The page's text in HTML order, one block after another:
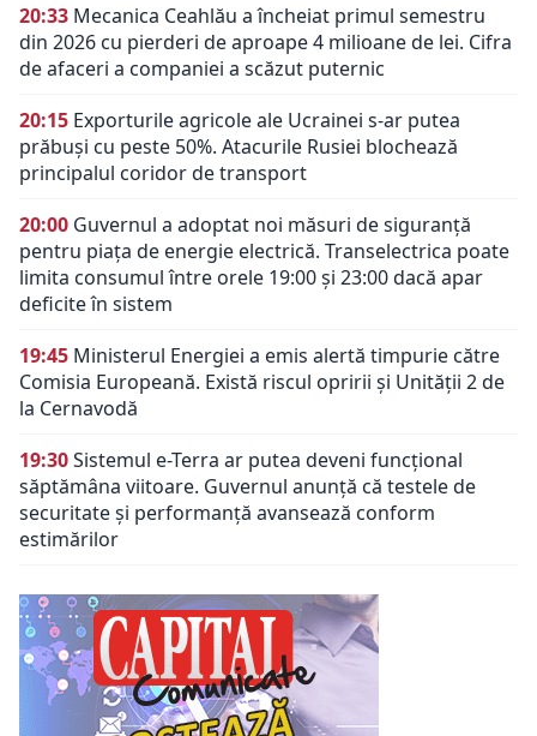
20:33 Mecanica Ceahlău a încheiat primul semestru
din 2026 cu pierderi de aproape 4 milioane de lei. Cifra
de afaceri a companiei a scăzut puternic
20:15 Exporturile agricole ale Ucrainei s-ar putea
prăbuși cu peste 50%. Atacurile Rusiei blochează
principalul coridor de transport
20:00 Guvernul a adoptat noi măsuri de siguranță
pentru piața de energie electrică. Transelectrica poate
limita consumul între orele 19:00 și 23:00 dacă apar
deficite în sistem
19:45 Ministerul Energiei a emis alertă timpurie către
Comisia Europeană. Există riscul opririi și Unității 2 de
la Cernavodă
19:30Sistemul e-Terra ar putea deveni funcțional
săptămâna viitoare. Guvernul anunță că testele de
securitate și performanță avansează conform
estimărilor